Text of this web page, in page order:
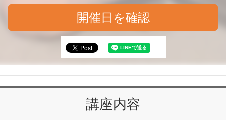
開催日を確認
講座内容